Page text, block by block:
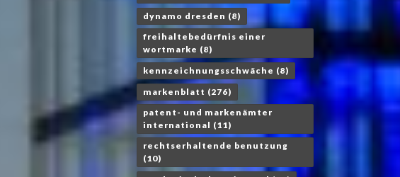
dynamo dresden (8)
freihaltebedürfnis einer
wortmarke (8)
kennzeichnungsschwäche (8)
markenblatt (276)
patent- und markenämter
international (11)
rechtserhaltende benutzung
(10)